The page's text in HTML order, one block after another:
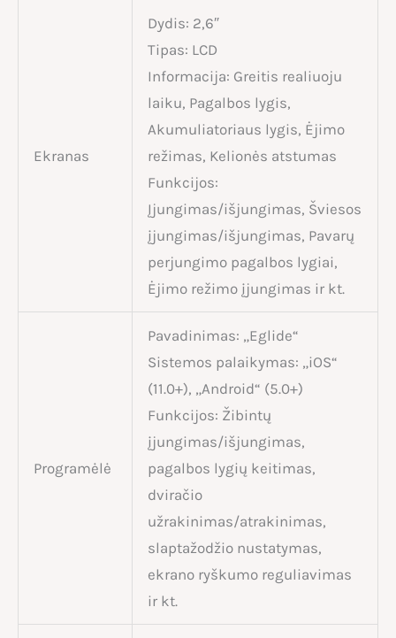
Ekranas
Dydis: 2,6″
Tipas: LCD
Informacija: Greitis realiuoju
laiku, Pagalbos lygis,
Akumuliatoriaus lygis, Ėjimo
režimas, Kelionės atstumas
Funkcijos:
Įjungimas/išjungimas, Šviesos
įjungimas/išjungimas, Pavarų
perjungimo pagalbos lygiai,
Ėjimo režimo įjungimas ir kt.
Programėlė
Pavadinimas: „Eglide“
Sistemos palaikymas: „iOS“
(11.0+), „Android“ (5.0+)
Funkcijos: Žibintų
įjungimas/išjungimas,
pagalbos lygių keitimas,
dviračio
užrakinimas/atrakinimas,
slaptažodžio nustatymas,
ekrano ryškumo reguliavimas
ir kt.